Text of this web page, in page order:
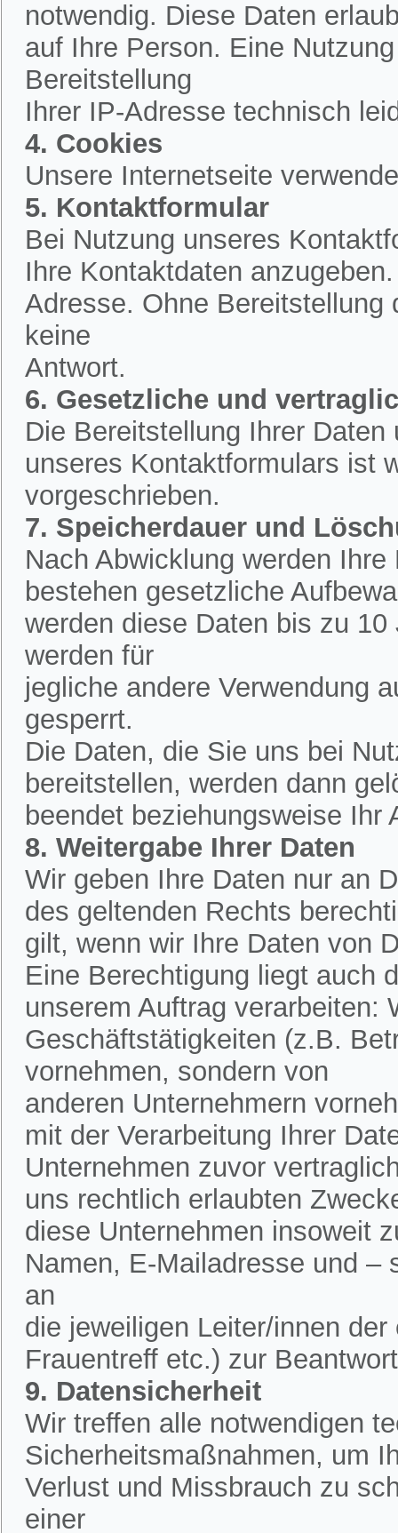
notwendig. Diese Daten
auf Ihre Person. Eine
Bereitstellung
Ihrer IP-Adresse technisch
4. Cookies
Unsere Internetseite
5. Kontaktformular
Bei Nutzung unseres
Ihre Kontaktdaten
Adresse. Ohne Bereitstellung
keine
Antwort.
6. Gesetzliche und
Die Bereitstellung Ihrer
unseres Kontaktformulars ist
vorgeschrieben.
7. Speicherdauer und
Nach Abwicklung werden
bestehen gesetzliche
werden diese Daten bis zu
werden für
jegliche andere Verwendung
gesperrt.
Die Daten, die Sie uns bei
bereitstellen, werden dann
beendet beziehungsweise
8. Weitergabe Ihrer Daten
Wir geben Ihre Daten nur an
des geltenden Rechts
gilt, wenn wir Ihre Daten von
Eine Berechtigung liegt auch
unserem Auftrag verarbeiten:
Geschäftstätigkeiten (z.B.
vornehmen, sondern von
anderen Unternehmern
mit der Verarbeitung Ihrer
Unternehmen zuvor
uns rechtlich erlaubten
diese Unternehmen insoweit
Namen, E-Mailadresse und –
an
die jeweiligen Leiter/innen
Frauentreff etc.) zur
9. Datensicherheit
Wir treffen alle notwendigen
Sicherheitsmaßnahmen, um
Verlust und Missbrauch zu
einer